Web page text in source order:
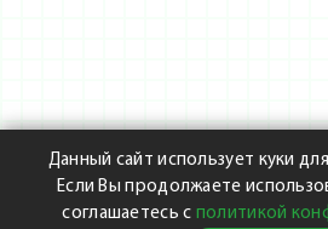
Данный сайт использует куки
Если Вы продолжаете
соглашаетесь с политикой